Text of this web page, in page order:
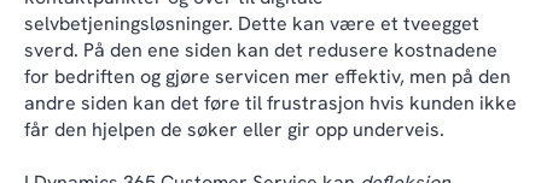
selvbetjeningsløsninger. Dette kan være et tveegget
sverd. På den ene siden kan det redusere kostnadene
for bedriften og gjøre servicen mer effektiv, men på den
andre siden kan det føre til frustrasjon hvis kunden ikke
får den hjelpen de søker eller gir opp underveis.